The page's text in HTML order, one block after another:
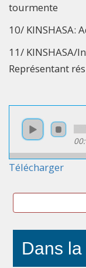
tourmente
10/ KINSHASA:
11/ KINSHASA/
Représentant
Télécharger
Dans